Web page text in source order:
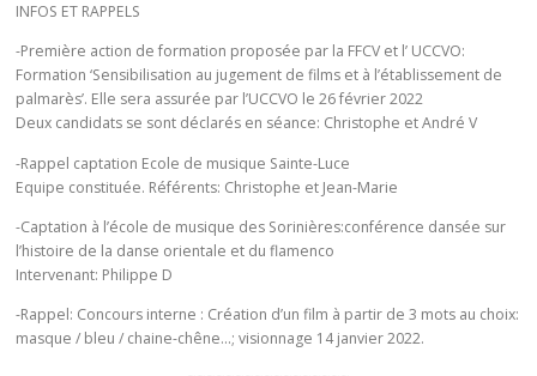
INFOS ET RAPPELS
-Première action de formation proposée par la FFCV et l’ UCCVO:
Formation ‘Sensibilisation au jugement de films et à l’établissement de
palmarès’. Elle sera assurée par l’UCCVO le 26 février 2022
Deux candidats se sont déclarés en séance: Christophe et André V
-Rappel captation Ecole de musique Sainte-Luce
Equipe constituée. Référents: Christophe et Jean-Marie
-Captation à l’école de musique des Sorinières:conférence dansée sur
l’histoire de la danse orientale et du flamenco
Intervenant: Philippe D
-Rappel: Concours interne : Création d’un film à partir de 3 mots au choix:
masque / bleu / chaine-chêne…; visionnage 14 janvier 2022.